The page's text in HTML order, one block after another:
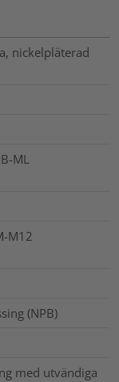
nickelpläterad
ML
M12
(NPB)
med utvändiga